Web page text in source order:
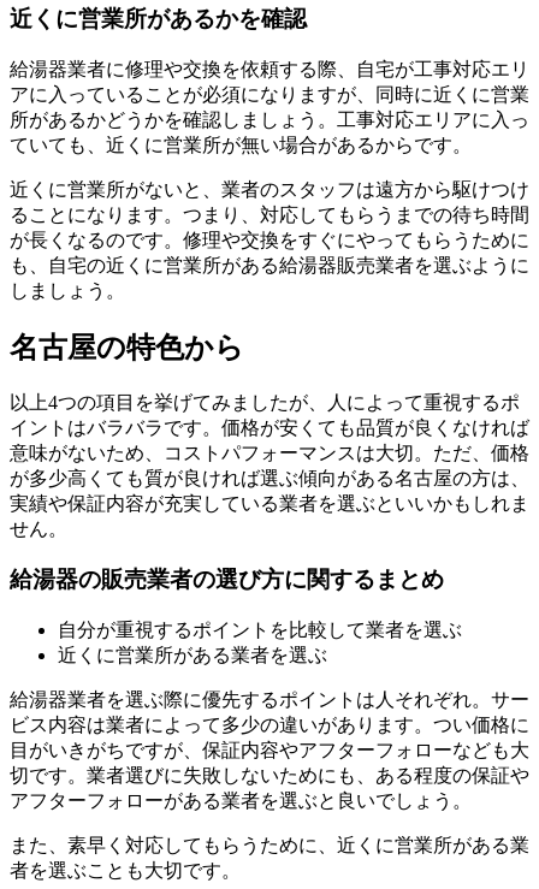
近くに営業所があるかを確認
給湯器業者に修理や交換を依頼する際、自宅が工事対応エリ
アに入っていることが必須になりますが、同時に近くに営業
所があるかどうかを確認しましょう。工事対応エリアに入っ
ていても、近くに営業所が無い場合があるからです。
近くに営業所がないと、業者のスタッフは遠方から駆けつけ
ることになります。つまり、対応してもらうまでの待ち時間
が長くなるのです。修理や交換をすぐにやってもらうために
も、自宅の近くに営業所がある給湯器販売業者を選ぶように
しましょう。
名古屋の特色から
以上4つの項目を挙げてみましたが、人によって重視するポ
イントはバラバラです。価格が安くても品質が良くなければ
意味がないため、コストパフォーマンスは大切。ただ、価格
が多少高くても質が良ければ選ぶ傾向がある名古屋の方は、
実績や保証内容が充実している業者を選ぶといいかもしれま
せん。
給湯器の販売業者の選び方に関するまとめ
自分が重視するポイントを比較して業者を選ぶ
近くに営業所がある業者を選ぶ
給湯器業者を選ぶ際に優先するポイントは人それぞれ。サー
ビス内容は業者によって多少の違いがあります。つい価格に
目がいきがちですが、保証内容やアフターフォローなども大
切です。業者選びに失敗しないためにも、ある程度の保証や
アフターフォローがある業者を選ぶと良いでしょう。
また、素早く対応してもらうために、近くに営業所がある業
者を選ぶことも大切です。